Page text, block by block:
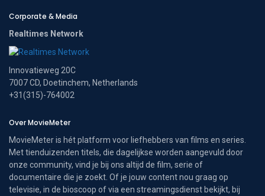
Corporate & Media
Realtimes Network
Innovatieweg 20C
7007 CD, Doetinchem, Netherlands
+31(315)-764002
Over MovieMeter
MovieMeter is hét platform voor liefhebbers van films en series.
Met tienduizenden titels, die dagelijkse worden aangevuld door
onze community, vind je bij ons altijd de film, serie of
documentaire die je zoekt. Of je jouw content nou graag op
televisie, in de bioscoop of via een streamingsdienst bekijkt, bij